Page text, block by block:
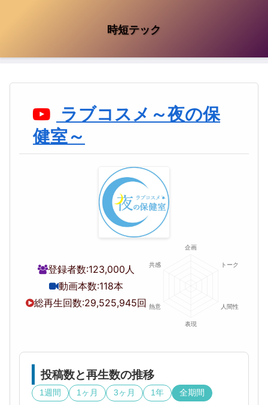
時短テック
ラブコスメ～夜の保
健室～
登録者数:123,000人
動画本数:118本
総再生回数:29,525,945回
投稿数と再生数の推移
1週間 1ヶ月 3ヶ月 1年 全期間